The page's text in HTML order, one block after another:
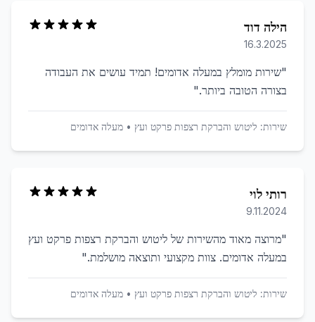
הילה דוד
16.3.2025
"שירות מומלץ במעלה אדומים! תמיד עושים את העבודה
בצורה הטובה ביותר."
שירות: ליטוש והברקת רצפות פרקט ועץ • מעלה אדומים
רותי לוי
9.11.2024
"מרוצה מאוד מהשירות של ליטוש והברקת רצפות פרקט ועץ
במעלה אדומים. צוות מקצועי ותוצאה מושלמת."
שירות: ליטוש והברקת רצפות פרקט ועץ • מעלה אדומים